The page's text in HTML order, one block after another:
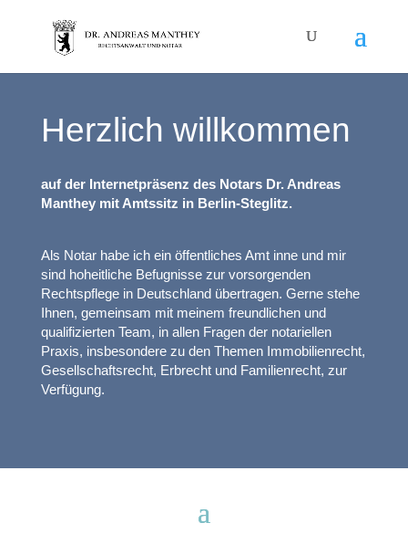
Herzlich willkommen
auf der Internetpräsenz des Notars Dr. Andreas
Manthey mit Amtssitz in Berlin-Steglitz.
Als Notar habe ich ein öffentliches Amt inne und mir
sind hoheitliche Befugnisse zur vorsorgenden
Rechtspflege in Deutschland übertragen. Gerne stehe
Ihnen, gemeinsam mit meinem freundlichen und
qualifizierten Team, in allen Fragen der notariellen
Praxis, insbesondere zu den Themen Immobilienrecht,
Gesellschaftsrecht, Erbrecht und Familienrecht, zur
Verfügung.